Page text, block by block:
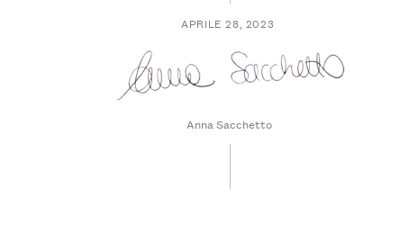
APRILE 28, 2023
Anna Sacchetto